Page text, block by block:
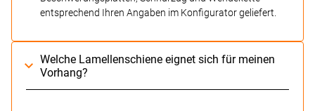
entsprechend Ihren Angaben im Konfigurator geliefert.
Welche Lamellenschiene eignet sich für meinen
Vorhang?